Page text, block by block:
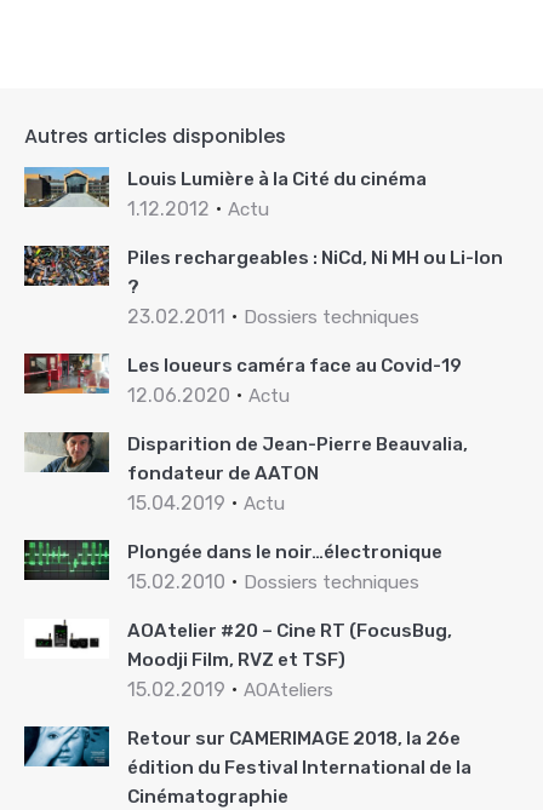
Autres articles disponibles
Louis Lumière à la Cité du cinéma
1.12.2012 Actu
Piles rechargeables : NiCd, Ni MH ou Li-Ion
?
23.02.2011 Dossiers techniques
Les loueurs caméra face au Covid-19
12.06.2020 Actu
Disparition de Jean-Pierre Beauvalia,
fondateur de AATON
15.04.2019 Actu
Plongée dans le noir…électronique
15.02.2010 Dossiers techniques
AOAtelier #20 – Cine RT (FocusBug,
Moodji Film, RVZ et TSF)
15.02.2019 AOAteliers
Retour sur CAMERIMAGE 2018, la 26e
édition du Festival International de la
Cinématographie